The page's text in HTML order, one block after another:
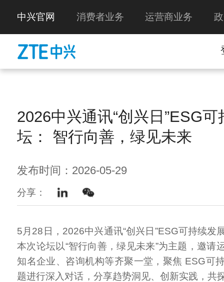
中兴官网 消费者业务 运营商业务
2026中兴通讯“创兴日”ESG
坛： 智行向善，绿见未来
发布时间：2026-05-29
分享：
5月28日，2026中兴通讯“创兴日”ESG可持续发
本次论坛以“智行向善，绿见未来”为主题，邀请
知名企业、咨询机构等齐聚一堂，聚焦 ESG可
题进行深入对话，分享趋势洞见、创新实践，共